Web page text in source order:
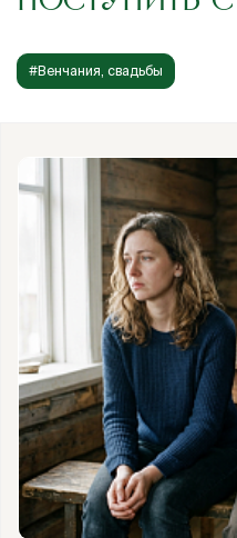
#Венчания, свадьбы